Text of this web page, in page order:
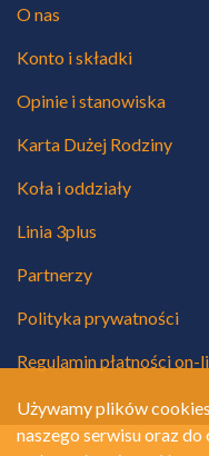
O nas
Konto i składki
Opinie i stanowiska
Karta Dużej Rodziny
Koła i oddziały
Linia 3plus
Partnerzy
Polityka prywatności
Regulamin płatności on-
Używamy plików
naszego serwisu oraz